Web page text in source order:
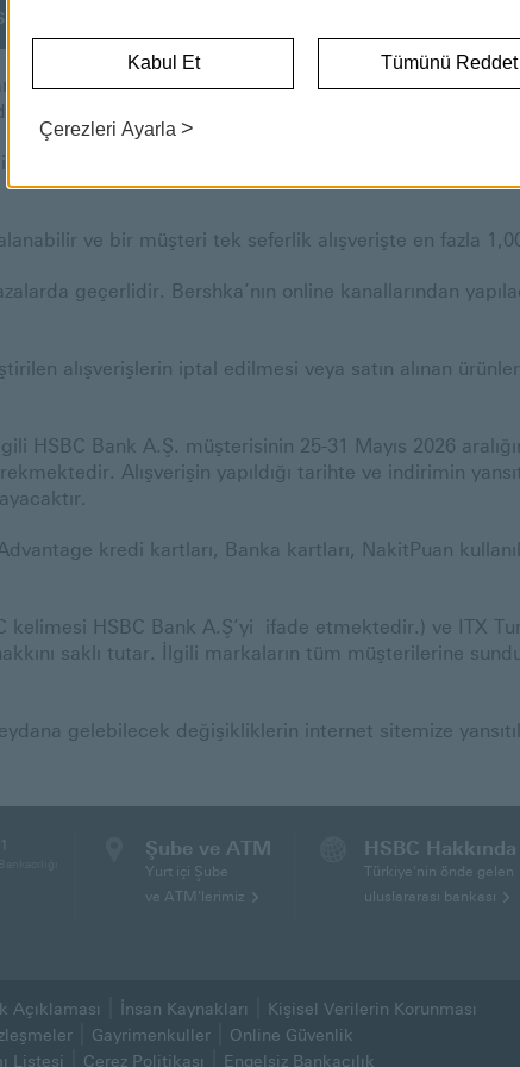
PREMİER KREDİ KARTINA BERSHKA MAĞAZALARINDA
HSBC müşterilerinin HSBC Premier kredi
kampanyası kapsamında kazanılacak indirim ertesi
ve bir müşteri tek seferlik alışverişte en fazla
geçerlidir. Bershka’nın online kanallarından
alışverişlerin iptal edilmesi veya satın alınan
HSBC Bank A.Ş. müşterisinin 25-31 Mayıs 2026
Alışverişin yapıldığı tarihte ve indirimin
kredi kartları, Banka kartları, NakitPuan
kelimesi HSBC Bank A.Ş’yi ifade etmektedir.) ve ITX
saklı tutar. İlgili markaların tüm müşterilerine
gelebilecek değişikliklerin internet sitemize
Şube ve ATM
Yurt içi Şube
ve ATM'lerimiz
HSBC Hakkında
Türkiye'nin önde gelen
uluslararası bankası
Açıklaması İnsan Kaynakları
Kişisel Verilerin Korunması
açılacaktır)(Bu sayfa yeni pencerede açılacaktır)
Gayrimenkuller
Online Güvenlik
Listesi Çerez Politikası Engelsiz Bankacılık
Kabul Et Tümünü Reddet
Çerezleri Ayarla >